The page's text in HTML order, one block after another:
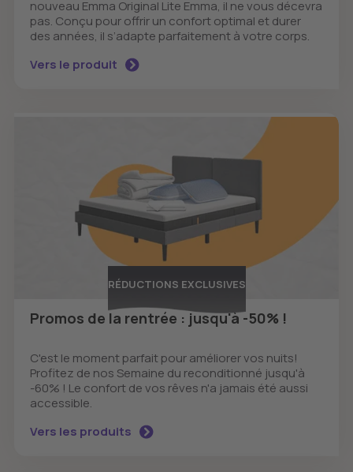
nouveau Emma Original Lite Emma, il ne vous décevra
pas. Conçu pour offrir un confort optimal et durer
des années, il s’adapte parfaitement à votre corps.
Vers le produit
RÉDUCTIONS EXCLUSIVES
Promos de la rentrée : jusqu'à -50% !
C'est le moment parfait pour améliorer vos nuits!
Profitez de nos Semaine du reconditionné jusqu'à
-60% ! Le confort de vos rêves n'a jamais été aussi
accessible.
Vers les produits